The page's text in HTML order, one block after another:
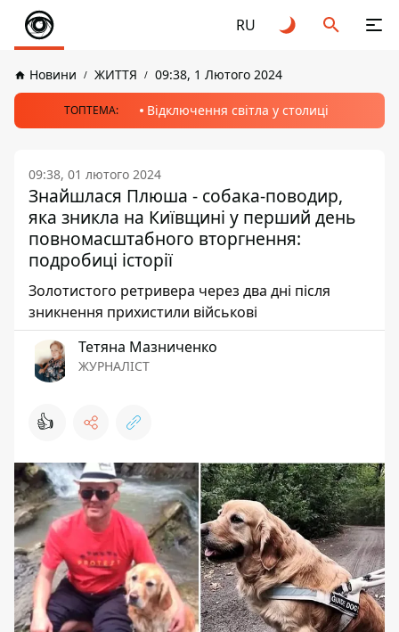
RU
Новини ЖИТТЯ 09:38, 1 Лютого 2024
ТОПТЕМА: Відключення світла у столиці
09:38, 01 лютого 2024
Знайшлася Плюша - собака-поводир,
яка зникла на Київщині у перший день
повномасштабного вторгнення:
подробиці історії
Золотистого ретривера через два дні після
зникнення прихистили військові
Тетяна Мазниченко
ЖУРНАЛІСТ
👍